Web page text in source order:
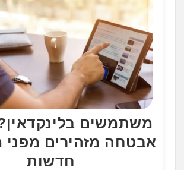
משתמשים
אבטחה מזהירים
חדשות